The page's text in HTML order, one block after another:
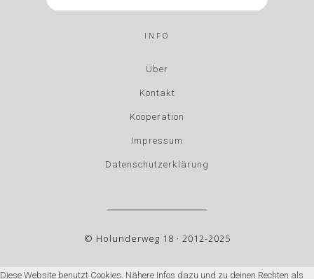
INFO
Über
Kontakt
Kooperation
Impressum
Datenschutzerklärung
© Holunderweg 18 · 2012-2025
Diese Website benutzt Cookies. Nähere Infos dazu und zu deinen Rechten als